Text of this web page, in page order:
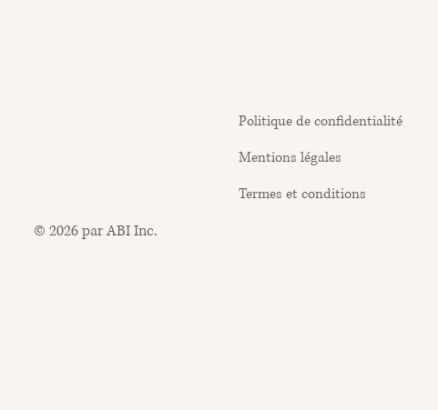
Politique de confidentialité
Mentions légales
Termes et conditions
© 2026 par ABI Inc.